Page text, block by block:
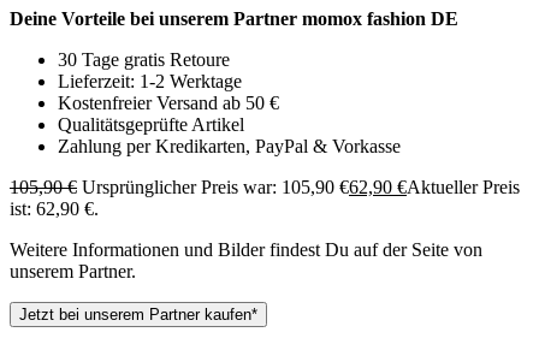
Deine Vorteile bei unserem Partner momox fashion DE
30 Tage gratis Retoure
Lieferzeit: 1-2 Werktage
Kostenfreier Versand ab 50 €
Qualitätsgeprüfte Artikel
Zahlung per Kredikarten, PayPal & Vorkasse
105,90€ Ursprünglicher Preis war: 105,90 €62,90 €Aktueller Preis
ist: 62,90 €.
Weitere Informationen und Bilder findest Du auf der Seite von
unserem Partner.
Jetzt bei unserem Partner kaufen*